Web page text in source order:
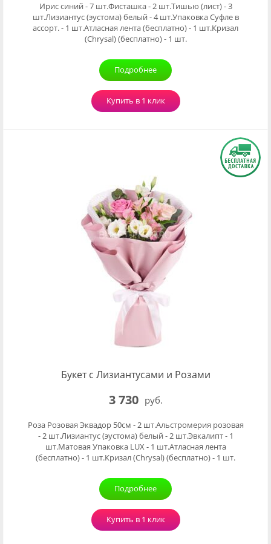
Ирис синий - 7 шт.Фисташка - 2 шт.Тишью (лист) - 3
шт.Лизиантус (эустома) белый - 4 шт.Упаковка Суфле в
ассорт. - 1 шт.Атласная лента (бесплатно) - 1 шт.Кризал
(Chrysal) (бесплатно) - 1 шт.
Подробнее
Купить в 1 клик
Букет с Лизиантусами и Розами
3 730 руб.
Роза Розовая Эквадор 50см - 2 шт.Альстромерия розовая
- 2 шт.Лизиантус (эустома) белый - 2 шт.Эвкалипт - 1
шт.Матовая Упаковка LUX - 1 шт.Атласная лента
(бесплатно) - 1 шт.Кризал (Chrysal) (бесплатно) - 1 шт.
Подробнее
Купить в 1 клик